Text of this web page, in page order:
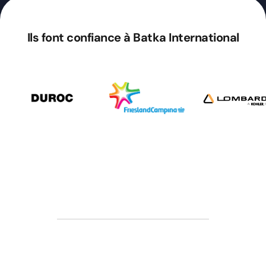
Ils font confiance à Batka International